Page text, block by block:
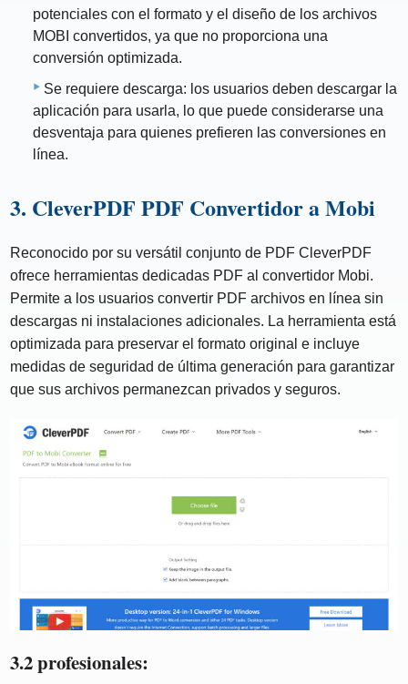
potenciales con el formato y el diseño de los archivos
MOBI convertidos, ya que no proporciona una
conversión optimizada.
Se requiere descarga: los usuarios deben descargar la
aplicación para usarla, lo que puede considerarse una
desventaja para quienes prefieren las conversiones en
línea.
3. CleverPDF PDF Convertidor a Mobi
Reconocido por su versátil conjunto de PDF CleverPDF
ofrece herramientas dedicadas PDF al convertidor Mobi.
Permite a los usuarios convertir PDF archivos en línea sin
descargas ni instalaciones adicionales. La herramienta está
optimizada para preservar el formato original e incluye
medidas de seguridad de última generación para garantizar
que sus archivos permanezcan privados y seguros.
3.2 profesionales: